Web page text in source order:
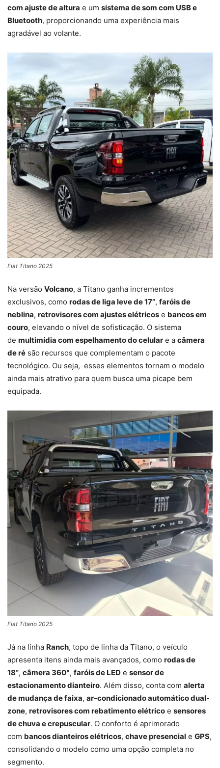
com ajuste de altura e um sistema de som com USB e
Bluetooth, proporcionando uma experiência mais
agradável ao volante.
Fiat Titano 2025
Na versão Volcano, a Titano ganha incrementos
exclusivos, como rodas de liga leve de 17”, faróis de
neblina, retrovisores com ajustes elétricos e bancos em
couro, elevando o nível de sofisticação. O sistema
de multimídia com espelhamento do celular e a câmera
de ré são recursos que complementam o pacote
tecnológico. Ou seja, esses elementos tornam o modelo
ainda mais atrativo para quem busca uma picape bem
equipada.
Fiat Titano 2025
Já na linha Ranch, topo de linha da Titano, o veículo
apresenta itens ainda mais avançados, como rodas de
18”, câmera 360°, faróis de LED e sensor de
estacionamento dianteiro. Além disso, conta com alerta
de mudança de faixa, ar-condicionado automático dual-
zone, retrovisores com rebatimento elétrico e sensores
de chuva e crepuscular. O conforto é aprimorado
com bancos dianteiros elétricos, chave presencial e GPS,
consolidando o modelo como uma opção completa no
segmento.